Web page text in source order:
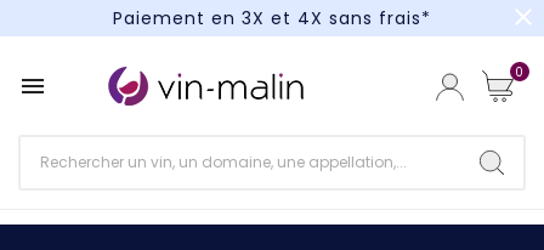
Paiement en 3X et 4X sans frais*
Paiement en 3X et 4X sans frais*
close
 0